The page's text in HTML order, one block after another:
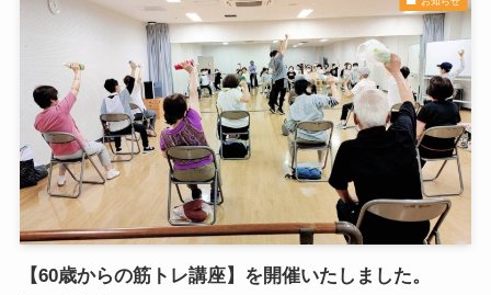
【60歳からの筋トレ講座】を開催いたしました。